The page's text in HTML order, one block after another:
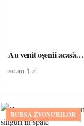
Au venit oșenii acasă…
acum 1 zi
BURSA ZVONURILOR